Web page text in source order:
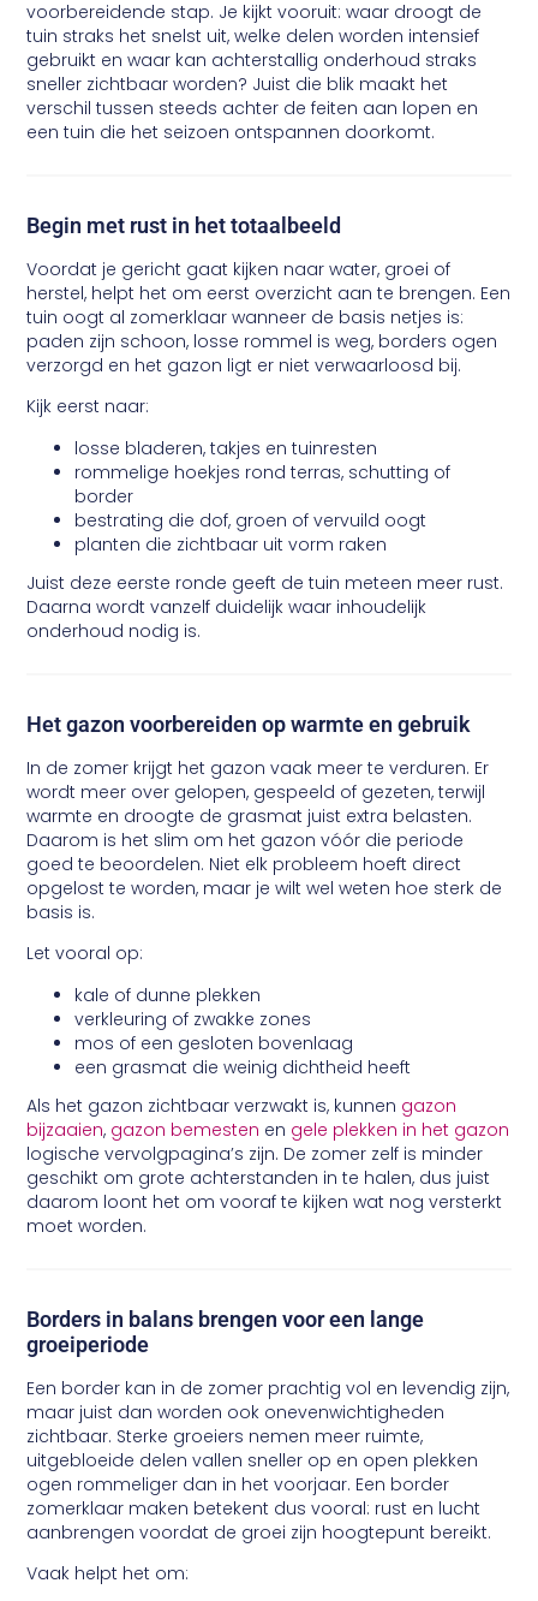
voorbereidende stap. Je kijkt vooruit: waar droogt de
tuin straks het snelst uit, welke delen worden intensief
gebruikt en waar kan achterstallig onderhoud straks
sneller zichtbaar worden? Juist die blik maakt het
verschil tussen steeds achter de feiten aan lopen en
een tuin die het seizoen ontspannen doorkomt.
Begin met rust in het totaalbeeld
Voordat je gericht gaat kijken naar water, groei of
herstel, helpt het om eerst overzicht aan te brengen. Een
tuin oogt al zomerklaar wanneer de basis netjes is:
paden zijn schoon, losse rommel is weg, borders ogen
verzorgd en het gazon ligt er niet verwaarloosd bij.
Kijk eerst naar:
losse bladeren, takjes en tuinresten
rommelige hoekjes rond terras, schutting of
border
bestrating die dof, groen of vervuild oogt
planten die zichtbaar uit vorm raken
Juist deze eerste ronde geeft de tuin meteen meer rust.
Daarna wordt vanzelf duidelijk waar inhoudelijk
onderhoud nodig is.
Het gazon voorbereiden op warmte en gebruik
In de zomer krijgt het gazon vaak meer te verduren. Er
wordt meer over gelopen, gespeeld of gezeten, terwijl
warmte en droogte de grasmat juist extra belasten.
Daarom is het slim om het gazon vóór die periode
goed te beoordelen. Niet elk probleem hoeft direct
opgelost te worden, maar je wilt wel weten hoe sterk de
basis is.
Let vooral op:
kale of dunne plekken
verkleuring of zwakke zones
mos of een gesloten bovenlaag
een grasmat die weinig dichtheid heeft
Als het gazon zichtbaar verzwakt is, kunnen gazon
bijzaaien, gazon bemesten en gele plekken in het gazon
logische vervolgpagina’s zijn. De zomer zelf is minder
geschikt om grote achterstanden in te halen, dus juist
daarom loont het om vooraf te kijken wat nog versterkt
moet worden.
Borders in balans brengen voor een lange
groeiperiode
Een border kan in de zomer prachtig vol en levendig zijn,
maar juist dan worden ook onevenwichtigheden
zichtbaar. Sterke groeiers nemen meer ruimte,
uitgebloeide delen vallen sneller op en open plekken
ogen rommeliger dan in het voorjaar. Een border
zomerklaar maken betekent dus vooral: rust en lucht
aanbrengen voordat de groei zijn hoogtepunt bereikt.
Vaak helpt het om: